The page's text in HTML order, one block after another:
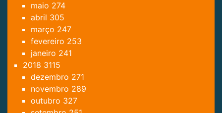
maio 274
abril 305
março 247
fevereiro 253
janeiro 241
2018 3115
dezembro 271
novembro 289
outubro 327